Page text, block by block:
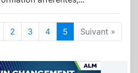
2 3 4 5 Suivant »